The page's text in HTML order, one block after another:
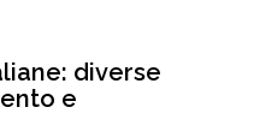
diverse
e